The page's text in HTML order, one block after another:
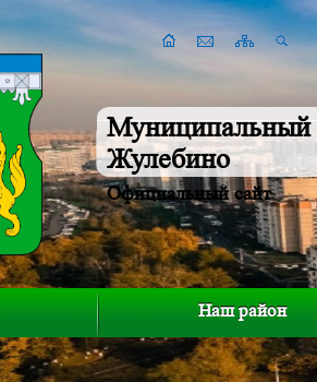
Муниципальный
Жулебино
Официальный сайт
Наш район